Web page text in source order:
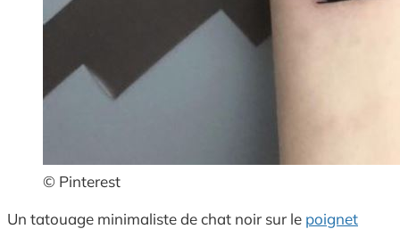
© Pinterest
Un tatouage minimaliste de chat noir sur le poignet